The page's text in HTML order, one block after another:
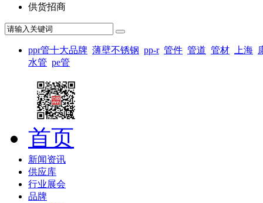
供货招商
ppr管十大品牌 薄壁不锈钢 pp-r 管件 管道 管材 上海
水管 pe管
首页
新闻资讯
供应库
行业展会
品牌